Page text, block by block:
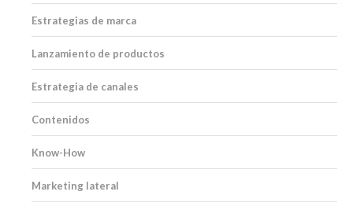
Estrategias de marca
Lanzamiento de productos
Estrategia de canales
Contenidos
Know-How
Marketing lateral